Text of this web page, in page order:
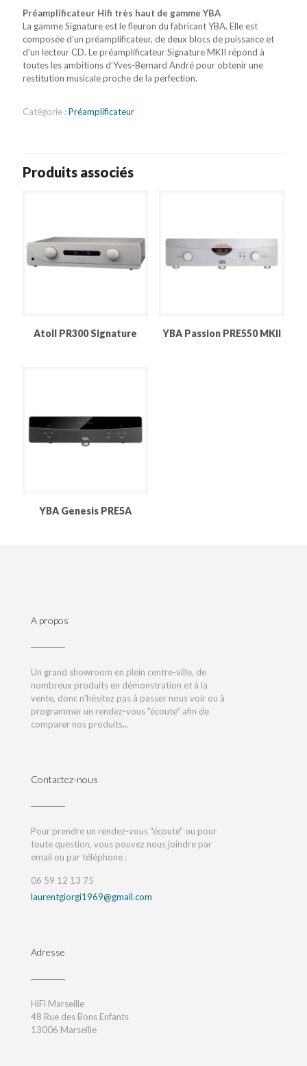
Préamplificateur Hifi très haut de gamme YBA
La gamme Signature est le fleuron du fabricant YBA. Elle est
composée d’un préamplificateur, de deux blocs de puissance et
d’un lecteur CD. Le préamplificateur Signature MKII répond à
toutes les ambitions d’Yves-Bernard André pour obtenir une
restitution musicale proche de la perfection.
Catégorie :Préamplificateur
Produits associés
Atoll PR300 Signature YBA Passion PRE550 MKII
YBA Genesis PRE5A
A propos
Un grand showroom en plein centre-ville, de
nombreux produits en démonstration et à la
vente, donc n'hésitez pas à passer nous voir ou à
programmer un rendez-vous "écoute" afin de
comparer nos produits...
Contactez-nous
Pour prendre un rendez-vous "écoute" ou pour
toute question, vous pouvez nous joindre par
email ou par téléphone :
06 59 12 13 75
laurentgiorgi1969@gmail.com
Adresse
HiFi Marseille
48 Rue des Bons Enfants
13006 Marseille